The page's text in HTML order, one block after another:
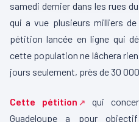
samedi dernier dans les rues
qui a vue plusieurs milliers
pétition lancée en ligne qui
cette population ne lâchera
jours seulement, près de 30
Cette pétition
qui
Guadeloupe a pour